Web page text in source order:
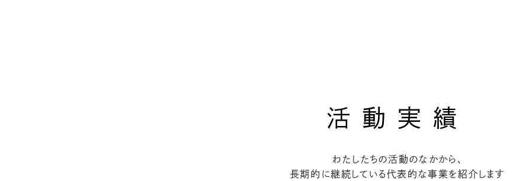
活動実績
わたしたちの活動のなかから、
長期的に継続している代表的な事業を紹介します